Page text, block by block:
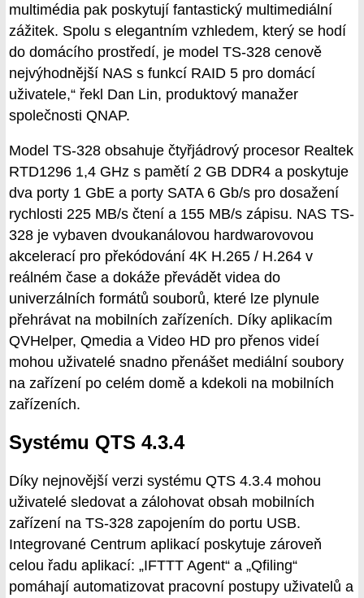
multimédia pak poskytují fantastický multimediální
zážitek. Spolu s elegantním vzhledem, který se hodí
do domácího prostředí, je model TS-328 cenově
nejvýhodnější NAS s funkcí RAID 5 pro domácí
uživatele,“ řekl Dan Lin, produktový manažer
společnosti QNAP.
Model TS-328 obsahuje čtyřjádrový procesor Realtek
RTD1296 1,4 GHz s pamětí 2 GB DDR4 a poskytuje
dva porty 1 GbE a porty SATA 6 Gb/s pro dosažení
rychlosti 225 MB/s čtení a 155 MB/s zápisu. NAS TS-
328 je vybaven dvoukanálovou hardwarovovou
akcelerací pro překódování 4K H.265 / H.264 v
reálném čase a dokáže převádět videa do
univerzálních formátů souborů, které lze plynule
přehrávat na mobilních zařízeních. Díky aplikacím
QVHelper, Qmedia a Video HD pro přenos videí
mohou uživatelé snadno přenášet mediální soubory
na zařízení po celém domě a kdekoli na mobilních
zařízeních.
Systému QTS 4.3.4
Díky nejnovější verzi systému QTS 4.3.4 mohou
uživatelé sledovat a zálohovat obsah mobilních
zařízení na TS-328 zapojením do portu USB.
Integrované Centrum aplikací poskytuje zároveň
celou řadu aplikací: „IFTTT Agent“ a „Qfiling“
pomáhají automatizovat pracovní postupy uživatelů a